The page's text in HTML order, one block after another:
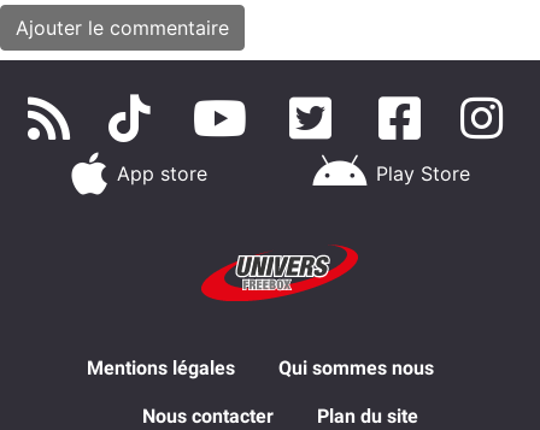
App store Play Store
Mentions légales Qui sommes nous
Nous contacter Plan du site